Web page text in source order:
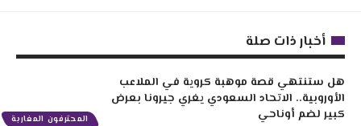
أخبار ذات صلة
المحترفون المغاربة
هل ستنتهي قصة موهبة كروية في الملاعب
الأوروبية.. الاتحاد السعودي يغري جيرونا بعرض
كبير لضم أوناحي